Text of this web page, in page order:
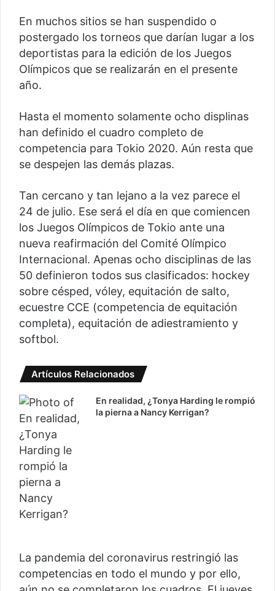
En muchos sitios se han suspendido o
postergado los torneos que darían lugar a los
deportistas para la edición de los Juegos
Olímpicos que se realizarán en el presente
año.
Hasta el momento solamente ocho displinas
han definido el cuadro completo de
competencia para Tokio 2020. Aún resta que
se despejen las demás plazas.
Tan cercano y tan lejano a la vez parece el
24 de julio. Ese será el día en que comiencen
los Juegos Olímpicos de Tokio ante una
nueva reafirmación del Comité Olímpico
Internacional. Apenas ocho disciplinas de las
50 definieron todos sus clasificados: hockey
sobre césped, vóley, equitación de salto,
ecuestre CCE (competencia de equitación
completa), equitación de adiestramiento y
softbol.
Artículos Relacionados
En realidad, ¿Tonya Harding le rompió
la pierna a Nancy Kerrigan?
La pandemia del coronavirus restringió las
competencias en todo el mundo y por ello,